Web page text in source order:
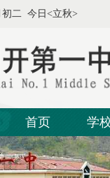
二 今日<立秋>
首页 学